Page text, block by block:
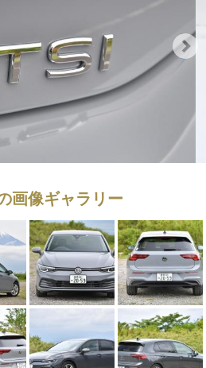
画像ギャラリー